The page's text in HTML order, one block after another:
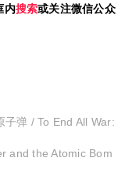
内搜索或关注微信公众
弹 / To End All War:
the Atomic Bom